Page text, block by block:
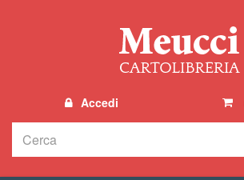
Accedi